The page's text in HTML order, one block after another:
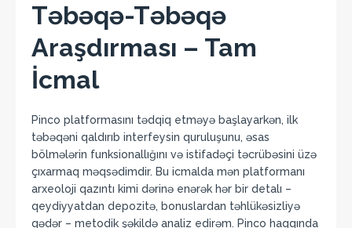
Təbəqə-Təbəqə
Araşdırması – Tam
İcmal
Pinco platformasını tədqiq etməyə başlayarkən, ilk
təbəqəni qaldırıb interfeysin quruluşunu, əsas
bölmələrin funksionallığını və istifadəçi təcrübəsini üzə
çıxarmaq məqsədimdir. Bu icmalda mən platformanı
arxeoloji qazıntı kimi dərinə enərək hər bir detalı –
qeydiyyatdan depozitə, bonuslardan təhlükəsizliyə
qədər – metodik şəkildə analiz edirəm. Pinco haqqında